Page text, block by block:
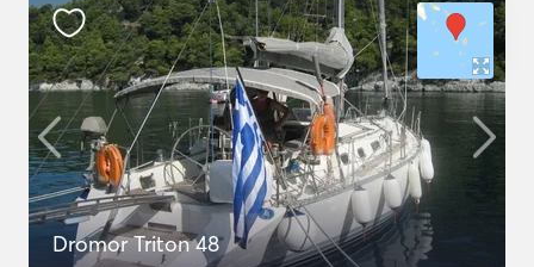
Dromor Triton 48